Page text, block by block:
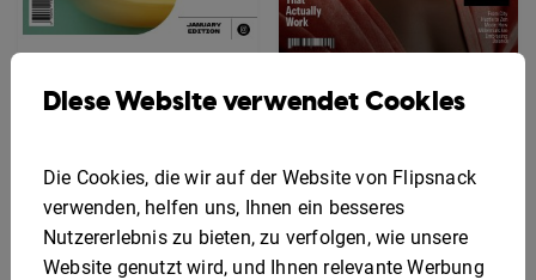
Magazin-Vorlage
Dynamische Lifestyle-
Magazinvorlage
Diese Website verwendet Cookies
Die Cookies, die wir auf der Website von Flipsnack
verwenden, helfen uns, Ihnen ein besseres
Nutzererlebnis zu bieten, zu verfolgen, wie unsere
Website genutzt wird, und Ihnen relevante Werbung